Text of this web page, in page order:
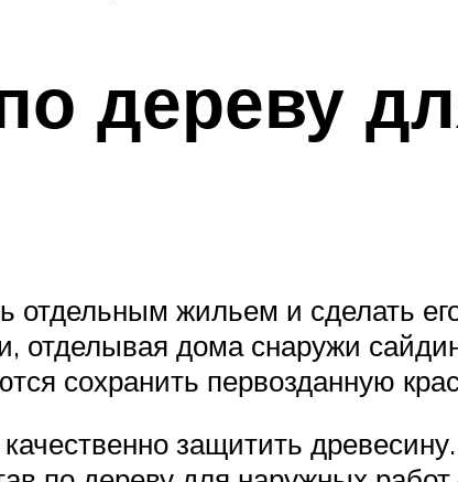
дереву
жильем и сделать
отделывая дома снаружи
сохранить первозданную
защитить